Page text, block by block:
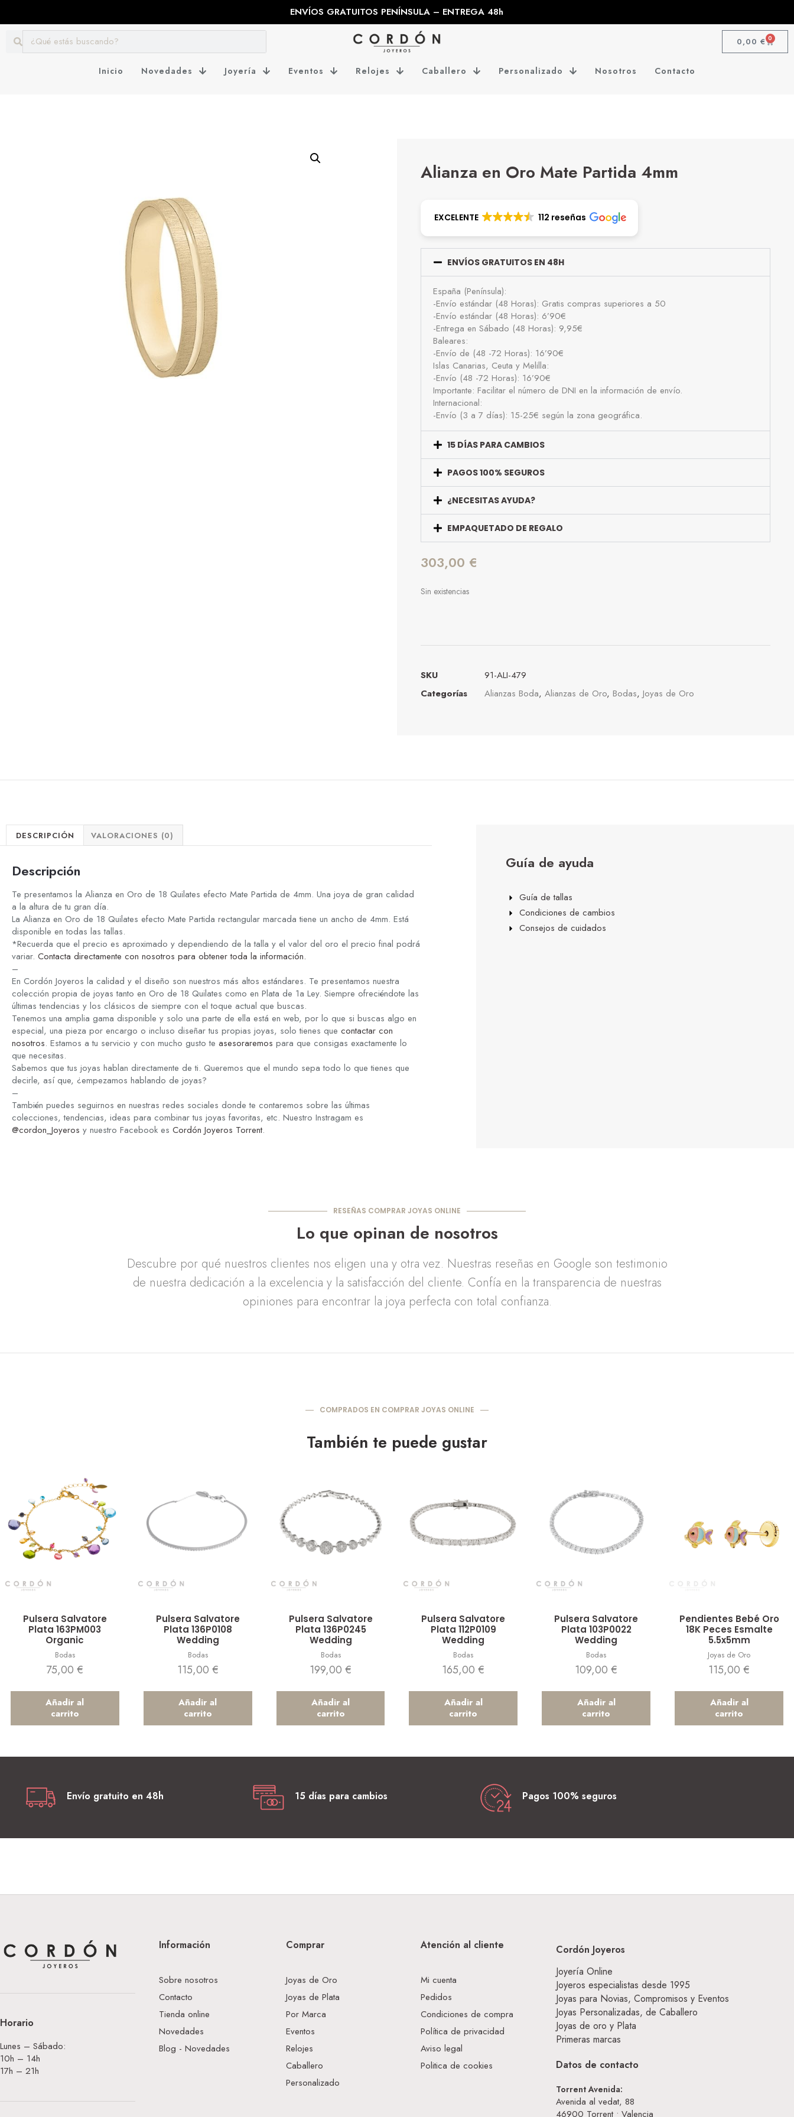
ENVÍOS GRATUITOS PENÍNSULA – ENTREGA 48h
0,00 € 0
Inicio Novedades Joyería Eventos Relojes Caballero Personalizado Nosotros Contacto
Alianza en Oro Mate Partida 4mm
EXCELENTE 112 reseñas
ENVÍOS GRATUITOS EN 48H
España (Península):
-Envío estándar (48 Horas): Gratis compras superiores a 50
-Envío estándar (48 Horas): 6’90€
-Entrega en Sábado (48 Horas): 9,95€
Baleares:
-Envío de (48 -72 Horas): 16’90€
Islas Canarias, Ceuta y Melilla:
-Envío (48 -72 Horas): 16’90€
Importante: Facilitar el número de DNI en la información de envío.
Internacional:
-Envío (3 a 7 días): 15-25€ según la zona geográfica.
15 DÍAS PARA CAMBIOS
PAGOS 100% SEGUROS
¿NECESITAS AYUDA?
EMPAQUETADO DE REGALO
303,00 €
Sin existencias
SKU
91-ALI-479
Categorías
Alianzas Boda, Alianzas de Oro, Bodas, Joyas de Oro
DESCRIPCIÓN VALORACIONES (0)
Descripción
Te presentamos la Alianza en Oro de 18 Quilates efecto Mate Partida de 4mm. Una joya de gran calidad
a la altura de tu gran día.
La Alianza en Oro de 18 Quilates efecto Mate Partida rectangular marcada tiene un ancho de 4mm. Está
disponible en todas las tallas.
*Recuerda que el precio es aproximado y dependiendo de la talla y el valor del oro el precio final podrá
variar. Contacta directamente con nosotros para obtener toda la información.
–
En Cordón Joyeros la calidad y el diseño son nuestros más altos estándares. Te presentamos nuestra
colección propia de joyas tanto en Oro de 18 Quilates como en Plata de 1a Ley. Siempre ofreciéndote las
últimas tendencias y los clásicos de siempre con el toque actual que buscas.
Tenemos una amplia gama disponible y solo una parte de ella está en web, por lo que si buscas algo en
especial, una pieza por encargo o incluso diseñar tus propias joyas, solo tienes que contactar con
nosotros. Estamos a tu servicio y con mucho gusto te asesoraremos para que consigas exactamente lo
que necesitas.
Sabemos que tus joyas hablan directamente de ti. Queremos que el mundo sepa todo lo que tienes que
decirle, así que, ¿empezamos hablando de joyas?
–
También puedes seguirnos en nuestras redes sociales donde te contaremos sobre las últimas
colecciones, tendencias, ideas para combinar tus joyas favoritas, etc. Nuestro Instragam es
@cordon_Joyeros y nuestro Facebook es Cordón Joyeros Torrent.
Guía de ayuda
Guía de tallas
Condiciones de cambios
Consejos de cuidados
RESEÑAS COMPRAR JOYAS ONLINE
Lo que opinan de nosotros
Descubre por qué nuestros clientes nos eligen una y otra vez. Nuestras reseñas en Google son testimonio
de nuestra dedicación a la excelencia y la satisfacción del cliente. Confía en la transparencia de nuestras
opiniones para encontrar la joya perfecta con total confianza.
COMPRADOS EN COMPRAR JOYAS ONLINE
También te puede gustar
Pulsera Salvatore
Plata 163PM003
Organic
Bodas
75,00€
Añadir al
carrito
Pulsera Salvatore
Plata 136P0108
Wedding
Bodas
115,00 €
Añadir al
carrito
Pulsera Salvatore
Plata 136P0245
Wedding
Bodas
199,00€
Añadir al
carrito
Pulsera Salvatore
Plata 112P0109
Wedding
Bodas
165,00€
Añadir al
carrito
Pulsera Salvatore
Plata 103P0022
Wedding
Bodas
109,00€
Añadir al
carrito
Pendientes Bebé Oro
18K Peces Esmalte
5.5x5mm
Joyas de Oro
115,00€
Añadir al
carrito
Envío gratuito en 48h 15 días para cambios Pagos 100% seguros
Horario
Lunes – Sábado:
10h – 14h
17h – 21h
Información
Sobre nosotros
Contacto
Tienda online
Novedades
Blog - Novedades
Comprar
Joyas de Oro
Joyas de Plata
Por Marca
Eventos
Relojes
Caballero
Personalizado
Atención al cliente
Mi cuenta
Pedidos
Condiciones de compra
Política de privacidad
Aviso legal
Politica de cookies
Cordón Joyeros
Joyería Online
Joyeros especialistas desde 1995
Joyas para Novias, Compromisos y Eventos
Joyas Personalizadas, de Caballero
Joyas de oro y Plata
Primeras marcas
Datos de contacto
Torrent Avenida:
Avenida al vedat, 88
46900 Torrent • Valencia